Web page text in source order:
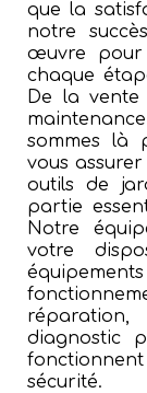
que la
notre
œuvre pour
chaque
De la
sommes là
vous
outils de
partie
Notre
votre
diagnostic
sécurité.